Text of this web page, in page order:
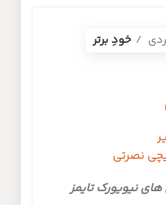
خودِ برتر
نصرتی
نیویورک تایمز